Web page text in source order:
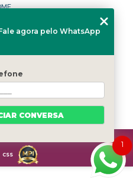
SITE
9610 de 19/02/1998)
CSS
1
agora pelo WhatsApp
CONVERSA